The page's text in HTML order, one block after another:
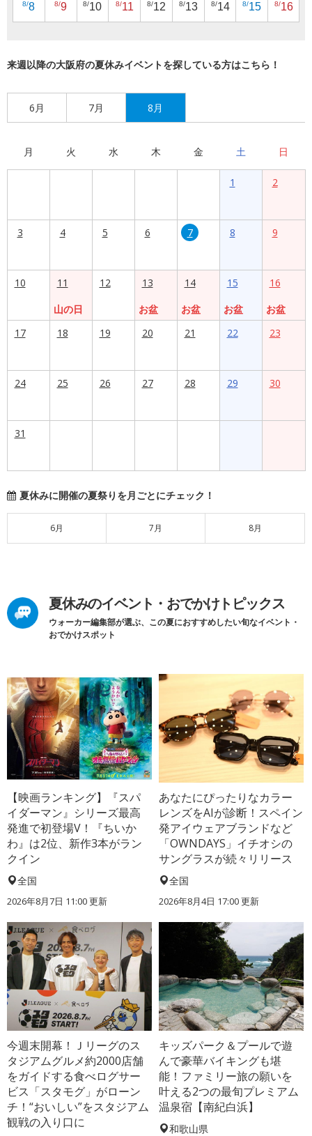
8/8 8/9 8/10 8/11 8/12 8/13 8/14 8/15 8/16
来週以降の大阪府の夏休みイベントを探している方はこちら！
6月 7月 8月
月 火 水 木 金 土 日
1 2
3 4 5 6 7 8 9
10
11
山の日
12
13
お盆
14
お盆
15
お盆
16
お盆
17
18 19 20 21 22 23
24 25 26 27 28 29 30
31
夏休みに開催の夏祭りを月ごとにチェック！
6月 7月 8月
夏休みのイベント・おでかけトピックス
ウォーカー編集部が選ぶ、この夏におすすめしたい旬なイベント・
おでかけスポット
【映画ランキング】『スパ
イダーマン』シリーズ最高
発進で初登場V！『ちいか
わ』は2位、新作3本がラン
クイン
全国
2026年8月7日 11:00更新
あなたにぴったりなカラー
レンズをAIが診断！スペイン
発アイウェアブランドなど
「OWNDAYS」イチオシの
サングラスが続々リリース
全国
2026年8月4日 17:00更新
今週末開幕！Ｊリーグのス
タジアムグルメ約2000店舗
をガイドする食べログサー
ビス「スタモグ」がローン
チ！“おいしい”をスタジアム
観戦の入り口に
キッズパーク＆プールで遊
んで豪華バイキングも堪
能！ファミリー旅の願いを
叶える2つの最旬プレミアム
温泉宿【南紀白浜】
和歌山県